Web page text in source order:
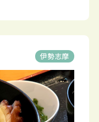
伊勢志摩